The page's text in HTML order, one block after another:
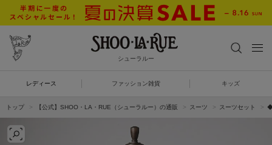
シューラルー
レディース ファッション雑貨 キッズ
トップ 【公式】SHOO・LA・RUE（シューラルー）の通販 スーツ スーツセット ◆